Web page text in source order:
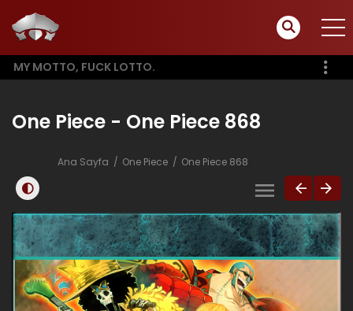
MY MOTTO, FUCK LOTTO.
One Piece - One Piece 868
Ana Sayfa One Piece One Piece 868